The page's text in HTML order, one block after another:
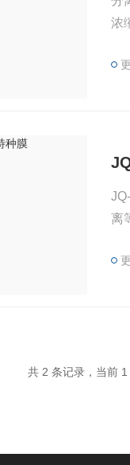
浓
择
JQ-
离
共 2 条记录，当前